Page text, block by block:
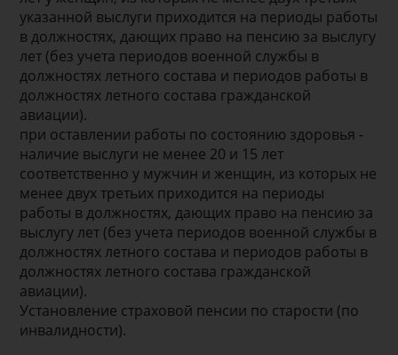
указанной выслуги приходится на периоды работы
в должностях, дающих право на пенсию за выслугу
лет (без учета периодов военной службы в
должностях летного состава и периодов работы в
должностях летного состава гражданской
авиации).
при оставлении работы по состоянию здоровья -
наличие выслуги не менее 20 и 15 лет
соответственно у мужчин и женщин, из которых не
менее двух третьих приходится на периоды
работы в должностях, дающих право на пенсию за
выслугу лет (без учета периодов военной службы в
должностях летного состава и периодов работы в
должностях летного состава гражданской
авиации).
Установление страховой пенсии по старости (по
инвалидности).